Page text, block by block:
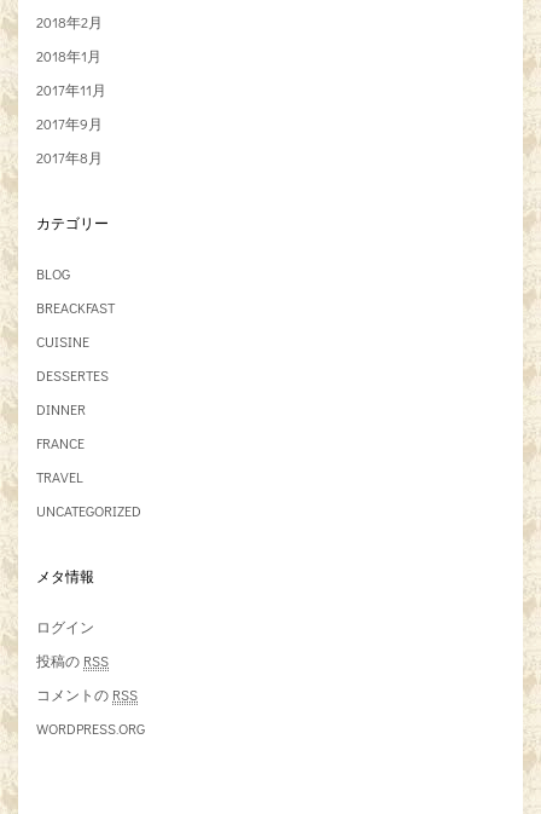
2018年2月
2018年1月
2017年11月
2017年9月
2017年8月
カテゴリー
BLOG
BREACKFAST
CUISINE
DESSERTES
DINNER
FRANCE
TRAVEL
UNCATEGORIZED
メタ情報
ログイン
投稿の RSS
コメントの RSS
WORDPRESS.ORG